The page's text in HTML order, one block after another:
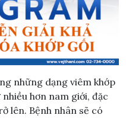
những dạng viêm khớp
hơn nam giới, đặc
lên. Bệnh nhân sẽ có